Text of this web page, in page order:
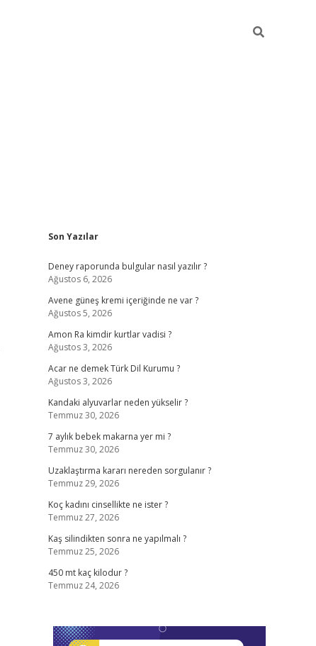
Sidebar
Son Yazılar
Deney raporunda bulgular nasıl yazılır ?
Ağustos 6, 2026
Avene güneş kremi içeriğinde ne var ?
Ağustos 5, 2026
Amon Ra kimdir kurtlar vadisi ?
Ağustos 3, 2026
Acar ne demek Türk Dil Kurumu ?
Ağustos 3, 2026
Kandaki alyuvarlar neden yükselir ?
Temmuz 30, 2026
7 aylık bebek makarna yer mi ?
Temmuz 30, 2026
Uzaklaştırma kararı nereden sorgulanır ?
Temmuz 29, 2026
Koç kadını cinsellikte ne ister ?
Temmuz 27, 2026
Kaş silindikten sonra ne yapılmalı ?
Temmuz 25, 2026
450 mt kaç kilodur ?
Temmuz 24, 2026